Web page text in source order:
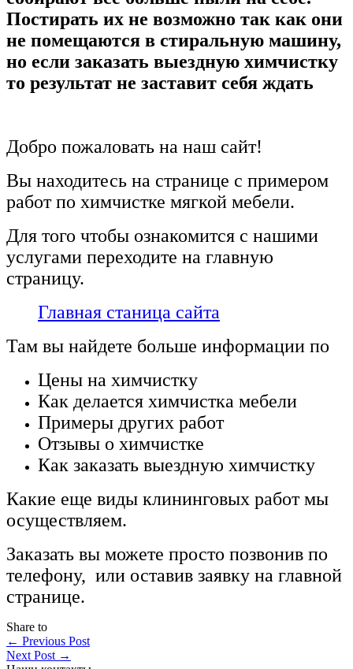
Постирать их не возможно так как они
не помещаются в стиральную машину,
но если заказать выездную химчистку
то результат не заставит себя ждать
Добро пожаловать на наш сайт!
Вы находитесь на странице с примером
работ по химчистке мягкой мебели.
Для того чтобы ознакомится с нашими
услугами переходите на главную
страницу.
Главная станица сайта
Там вы найдете больше информации по
Цены на химчистку
Как делается химчистка мебели
Примеры других работ
Отзывы о химчистке
Как заказать выездную химчистку
Какие еще виды клининговых работ мы
осуществляем.
Заказать вы можете просто позвонив по
телефону, или оставив заявку на главной
странице.
Share to
← Previous Post
Next Post →